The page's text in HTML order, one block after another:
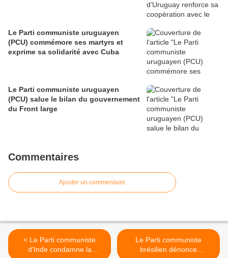
Le Parti communiste uruguayen
(PCU) commémore ses martyrs et
exprime sa solidarité avec Cuba
Le Parti communiste uruguayen
(PCU) salue le bilan du gouvernement
du Front large
Commentaires
Ajouter un commentaire
< Le Parti communiste
d'Inde condamne la
Le Parti communiste
brésilien dénonce